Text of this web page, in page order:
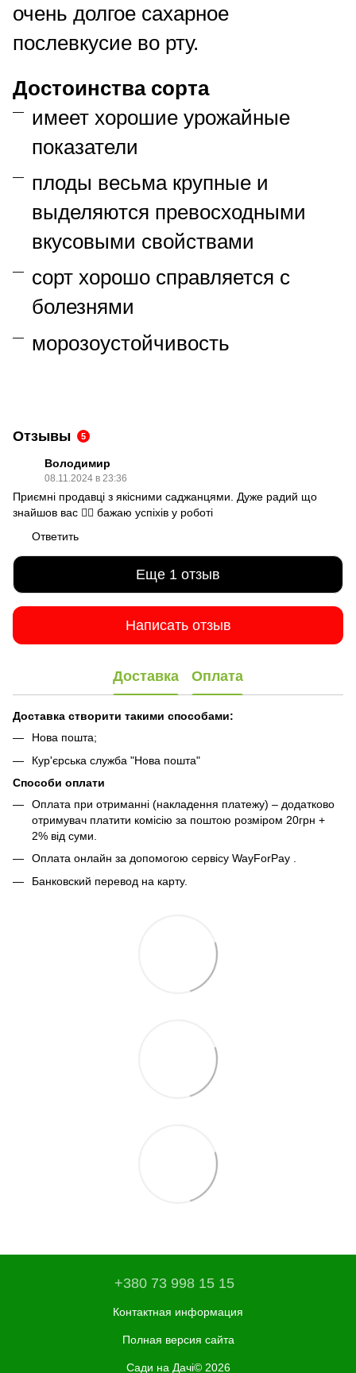
очень долгое сахарное
послевкусие во рту.
Достоинства сорта
имеет хорошие урожайные
показатели
плоды весьма крупные и
выделяются превосходными
вкусовыми свойствами
сорт хорошо справляется с
болезнями
морозоустойчивость
Отзывы 5
Володимир
08.11.2024 в 23:36
Приємні продавці з якісними саджанцями. Дуже радий що
знайшов вас 👍🏻 бажаю успіхів у роботі
Ответить
Еще 1 отзыв
Написать отзыв
Доставка Оплата
Доставка створити такими способами:
Нова пошта;
Кур'єрська служба "Нова пошта"
Способи оплати
Оплата при отриманні (накладення платежу) – додатково
отримувач платити комісію за поштою розміром 20грн +
2% від суми.
Оплата онлайн за допомогою сервісу WayForPay .
Банковский перевод на карту.
+380 73 998 15 15
Контактная информация
Полная версия сайта
Сади на Дачі© 2026